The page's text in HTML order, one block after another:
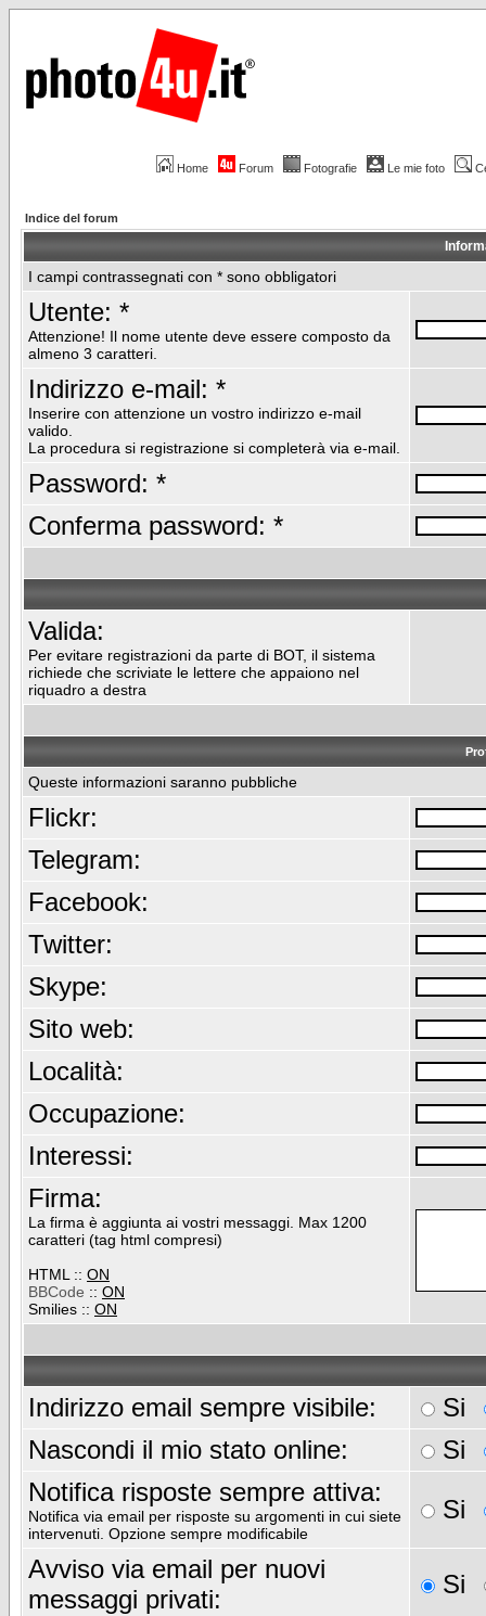
Home Forum Fotografie Le mie foto
Indice del forum
I campi contrassegnati con * sono obbligatori
Utente: *
Attenzione! Il nome utente deve essere composto da
almeno 3 caratteri.
Indirizzo e-mail: *
Inserire con attenzione un vostro indirizzo e-mail
valido.
La procedura si registrazione si completerà via e-mail.
Password: *
Conferma password: *
Valida:
Per evitare registrazioni da parte di BOT, il sistema
richiede che scriviate le lettere che appaiono nel
riquadro a destra
Queste informazioni saranno pubbliche
Flickr:
Telegram:
Facebook:
Twitter:
Skype:
Sito web:
Località:
Occupazione:
Interessi:
Firma:
La firma è aggiunta ai vostri messaggi. Max 1200
caratteri (tag html compresi)
HTML :: ON
BBCode :: ON
Smilies :: ON
Indirizzo email sempre visibile:
Si
Nascondi il mio stato online:
Si
Notifica risposte sempre attiva:
Notifica via email per risposte su argomenti in cui siete
intervenuti. Opzione sempre modificabile
Si
Avviso via email per nuovi
messaggi privati:
Si